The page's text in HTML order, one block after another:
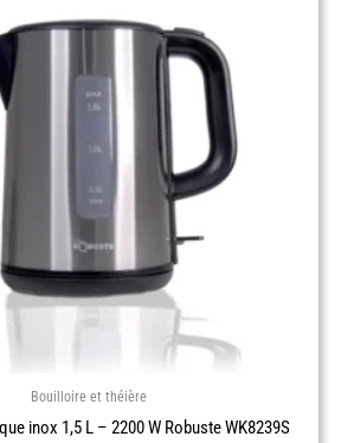
Bouilloire et théière
inox 1,5 L – 2200 W Robuste WK8239S